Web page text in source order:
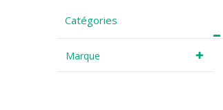
Catégories
Marque